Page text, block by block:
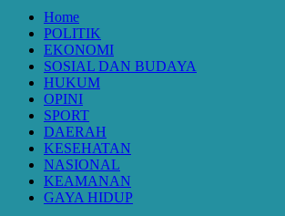
Home
POLITIK
EKONOMI
SOSIAL DAN BUDAYA
HUKUM
OPINI
SPORT
DAERAH
KESEHATAN
NASIONAL
KEAMANAN
GAYA HIDUP